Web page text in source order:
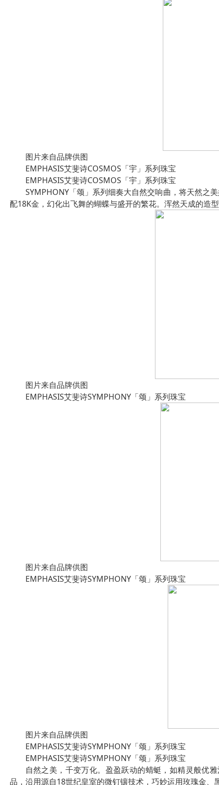
图片来自品牌供图
EMPHASIS艾斐诗COSMOS「宇」系列珠宝
EMPHASIS艾斐诗COSMOS「宇」系列珠宝
SYMPHONY「颂」系列细奏大自然交响曲，将天然之
配18K金，幻化出飞舞的蝴蝶与盛开的繁花。浑然天成的造
图片来自品牌供图
EMPHASIS艾斐诗SYMPHONY「颂」系列珠宝
图片来自品牌供图
EMPHASIS艾斐诗SYMPHONY「颂」系列珠宝
图片来自品牌供图
EMPHASIS艾斐诗SYMPHONY「颂」系列珠宝
EMPHASIS艾斐诗SYMPHONY「颂」系列珠宝
自然之美，千变万化。盈盈跃动的蜻蜓，如精灵般优
品，沿用源自18世纪皇室的微钉镶技术，巧妙运用玫瑰金